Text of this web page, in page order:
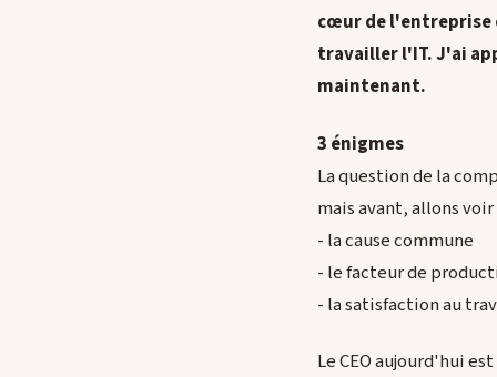
cœur de l'entreprise
travailler l'IT. J'ai
maintenant.
3 énigmes
La question de la
mais avant, allons
- la cause commune
- le facteur de
- la satisfaction au
Le CEO aujourd'hui